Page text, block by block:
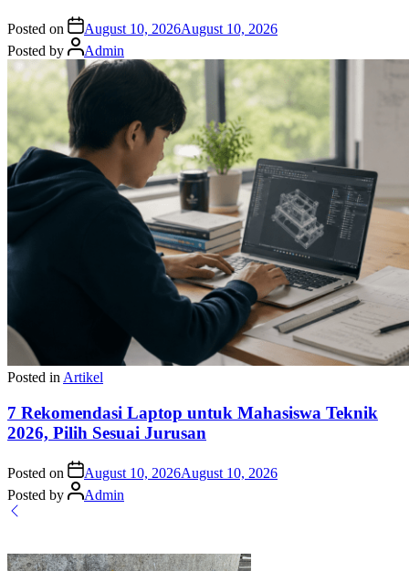
Posted on August 10, 2026August 10, 2026
Posted by
Admin
Posted in Artikel
7 Rekomendasi Laptop untuk Mahasiswa Teknik
2026, Pilih Sesuai Jurusan
Posted on August 10, 2026August 10, 2026
Posted by
Admin